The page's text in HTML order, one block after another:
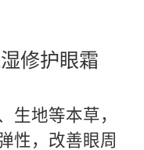
修护眼霜
生地等本草，
性，改善眼周